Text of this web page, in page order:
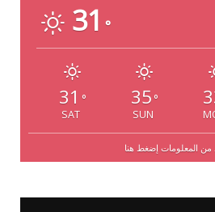
31 °
31 °
SAT
35 °
SUN
من المعلومات إضغط هنا